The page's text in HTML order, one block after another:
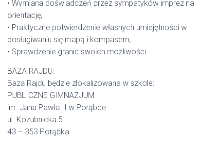
• Wymiana doświadczeń przez sympatyków imprez na
orientację;
• Praktyczne potwierdzenie własnych umiejętności w
posługiwaniu się mapą i kompasem;
• Sprawdzenie granic swoich możliwości.
BAZA RAJDU:
Baza Rajdu będzie zlokalizowana w szkole:
PUBLICZNE GIMNAZJUM
im. Jana Pawła II w Porąbce
ul. Kozubnicka 5
43 – 353 Porąbka